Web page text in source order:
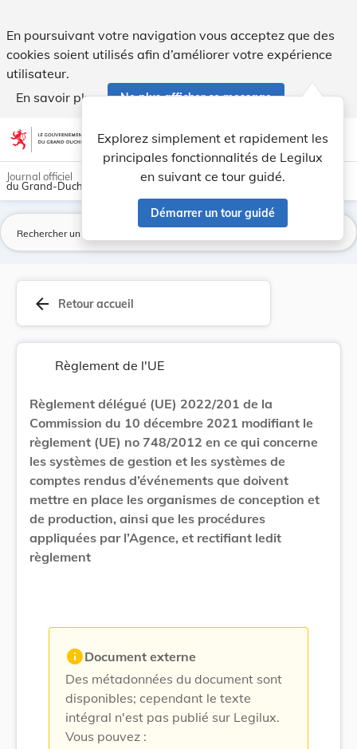
En poursuivant votre navigation vous acceptez que des
cookies soient utilisés afin d’améliorer votre expérience
utilisateur.
En savoir plus
Ne plus afficher ce message
Aller au contenu account_circle help Aide
Explorez simplement et rapidement les
principales fonctionnalités de Legilux
en suivant ce tour guidé.
Démarrer un tour guidé
light_mode dark_mode
Journal officiel
du Grand-Duché de Luxembourg
arrow_back Retour accueil
Règlement de l'UE
Règlement délégué (UE) 2022/201 de la
Commission du 10 décembre 2021 modifiant le
règlement (UE) no 748/2012 en ce qui concerne
les systèmes de gestion et les systèmes de
comptes rendus d’événements que doivent
mettre en place les organismes de conception et
de production, ainsi que les procédures
appliquées par l’Agence, et rectifiant ledit
règlement
infoDocument externe
Des métadonnées du document sont
disponibles; cependant le texte
intégral n'est pas publié sur Legilux.
Vous pouvez :